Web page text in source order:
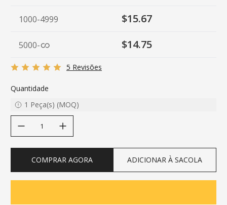
1000-4999 $15.67
5000- $14.75
5 Revisões
Quantidade
1 Peça(s) (MOQ)
COMPRAR AGORA ADICIONAR À SACOLA